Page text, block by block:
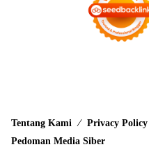
Tentang Kami Privacy Policy
Pedoman Media Siber